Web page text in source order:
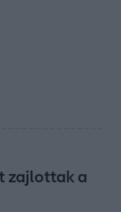
zajlottak a